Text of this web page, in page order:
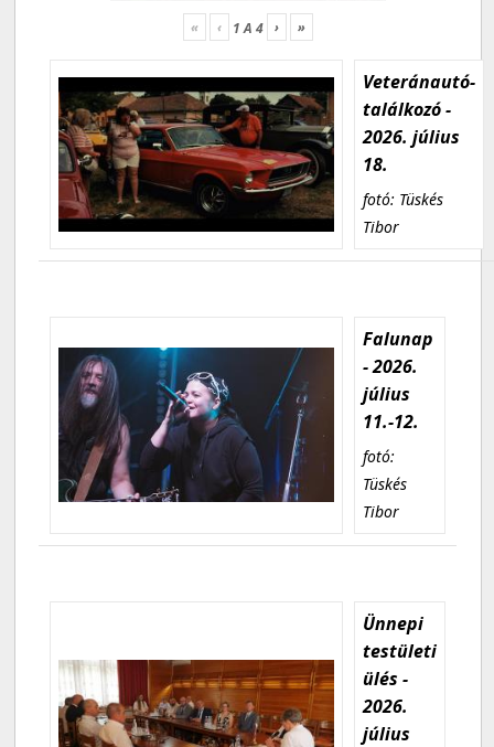
« ‹ 1A 4 › »
Veteránautó-
találkozó -
2026. július
18.
fotó: Tüskés
Tibor
Falunap
- 2026.
július
11.-12.
fotó:
Tüskés
Tibor
Ünnepi
testületi
ülés -
2026.
július